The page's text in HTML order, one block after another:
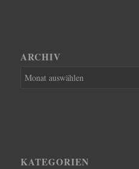
ARCHIV
KATEGORIEN